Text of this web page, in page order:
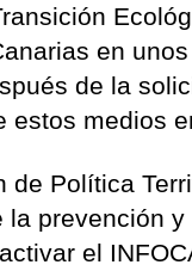
en
de la
estos medios
de Política
la prevención
el